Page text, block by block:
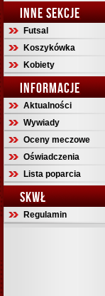
INNE SEKCJE
Futsal
Koszykówka
Kobiety
INFORMACJE
Aktualności
Wywiady
Oceny meczowe
Oświadczenia
Lista poparcia
SKWŁ
Regulamin